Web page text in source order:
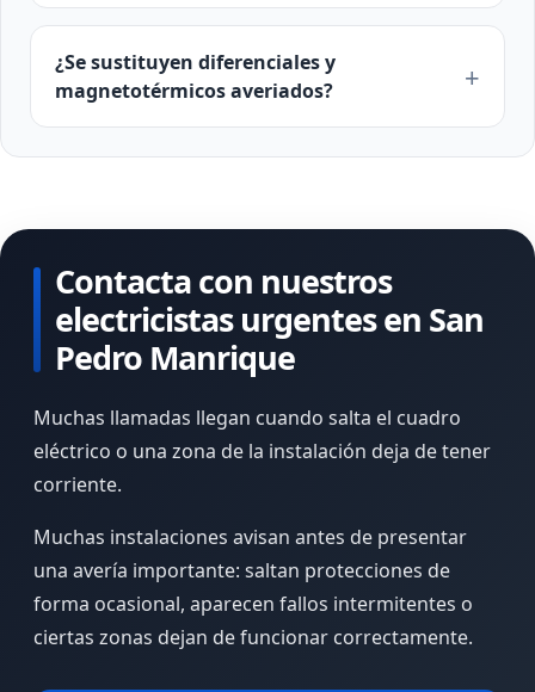
¿Se sustituyen diferenciales y
magnetotérmicos averiados?
Contacta con nuestros
electricistas urgentes en San
Pedro Manrique
Muchas llamadas llegan cuando salta el cuadro
eléctrico o una zona de la instalación deja de tener
corriente.
Muchas instalaciones avisan antes de presentar
una avería importante: saltan protecciones de
forma ocasional, aparecen fallos intermitentes o
ciertas zonas dejan de funcionar correctamente.